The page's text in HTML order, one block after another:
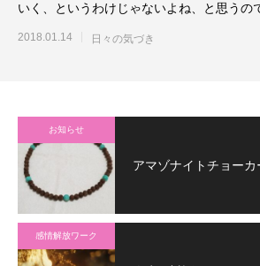
いく、というわけじゃないよね、と思うの
かもしれない。けれど、背
2018.01.14 日々の気づき
お知らせ
アマゾナイトチョーカ
感情解放ワーク